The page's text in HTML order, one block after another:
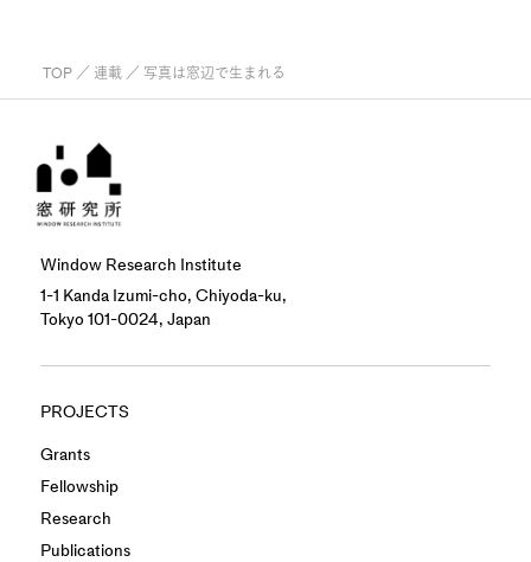
TOP／ 連載／ 写真は窓辺で生まれる
Window Research Institute
1-1 Kanda Izumi-cho, Chiyoda-ku,
Tokyo 101-0024, Japan
PROJECTS
Grants
Fellowship
Research
Publications